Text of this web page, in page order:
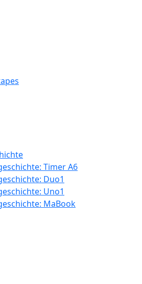
Timer A6
Duo1
Uno1
MaBook